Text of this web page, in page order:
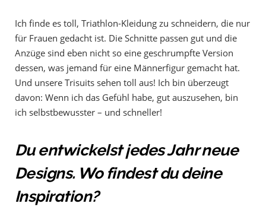
Ich finde es toll, Triathlon-Kleidung zu schneidern, die nur
für Frauen gedacht ist. Die Schnitte passen gut und die
Anzüge sind eben nicht so eine geschrumpfte Version
dessen, was jemand für eine Männerfigur gemacht hat.
Und unsere Trisuits sehen toll aus! Ich bin überzeugt
davon: Wenn ich das Gefühl habe, gut auszusehen, bin
ich selbstbewusster – und schneller!
Du entwickelst jedes Jahr neue
Designs. Wo findest du deine
Inspiration?